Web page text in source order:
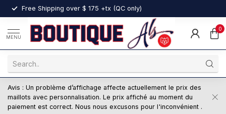
Free Shipping over $ 175 +tx (QC only)
MENU
0
Avis : Un problème d’affichage affecte actuellement le prix des
maillots avec personnalisation. Le prix affiché au moment du
paiement est correct. Nous nous excusons pour l'inconvénient .